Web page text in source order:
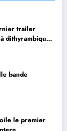
trailer
dithyrambiques
bande
le premier